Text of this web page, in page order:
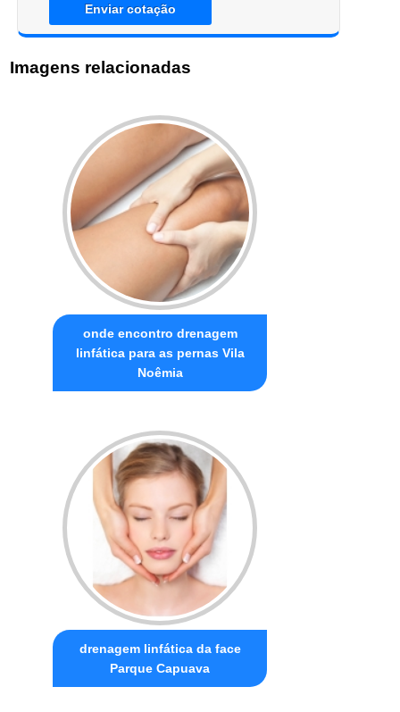
Enviar cotação
Imagens relacionadas
onde encontro drenagem
linfática para as pernas Vila
Noêmia
drenagem linfática da face
Parque Capuava